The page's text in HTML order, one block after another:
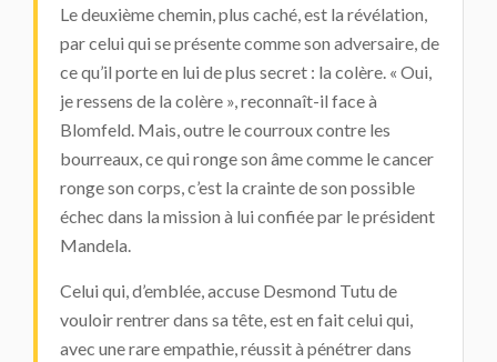
Le deuxième chemin, plus caché, est la révélation,
par celui qui se présente comme son adversaire, de
ce qu’il porte en lui de plus secret : la colère. « Oui,
je ressens de la colère », reconnaît-il face à
Blomfeld. Mais, outre le courroux contre les
bourreaux, ce qui ronge son âme comme le cancer
ronge son corps, c’est la crainte de son possible
échec dans la mission à lui confiée par le président
Mandela.
Celui qui, d’emblée, accuse Desmond Tutu de
vouloir rentrer dans sa tête, est en fait celui qui,
avec une rare empathie, réussit à pénétrer dans